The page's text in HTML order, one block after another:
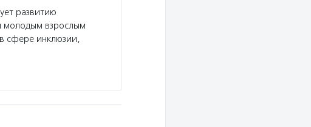
развитию
молодым взрослым
сфере инклюзии,